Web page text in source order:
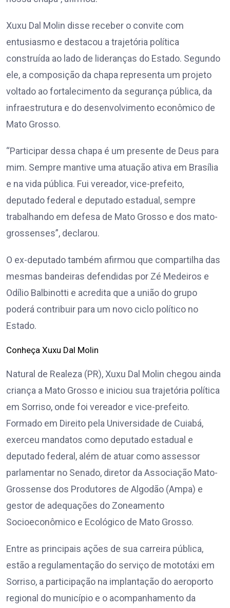
Xuxu Dal Molin disse receber o convite com
entusiasmo e destacou a trajetória política
construída ao lado de lideranças do Estado. Segundo
ele, a composição da chapa representa um projeto
voltado ao fortalecimento da segurança pública, da
infraestrutura e do desenvolvimento econômico de
Mato Grosso.
“Participar dessa chapa é um presente de Deus para
mim. Sempre mantive uma atuação ativa em Brasília
e na vida pública. Fui vereador, vice-prefeito,
deputado federal e deputado estadual, sempre
trabalhando em defesa de Mato Grosso e dos mato-
grossenses”, declarou.
O ex-deputado também afirmou que compartilha das
mesmas bandeiras defendidas por Zé Medeiros e
Odílio Balbinotti e acredita que a união do grupo
poderá contribuir para um novo ciclo político no
Estado.
Conheça Xuxu Dal Molin
Natural de Realeza (PR), Xuxu Dal Molin chegou ainda
criança a Mato Grosso e iniciou sua trajetória política
em Sorriso, onde foi vereador e vice-prefeito.
Formado em Direito pela Universidade de Cuiabá,
exerceu mandatos como deputado estadual e
deputado federal, além de atuar como assessor
parlamentar no Senado, diretor da Associação Mato-
Grossense dos Produtores de Algodão (Ampa) e
gestor de adequações do Zoneamento
Socioeconômico e Ecológico de Mato Grosso.
Entre as principais ações de sua carreira pública,
estão a regulamentação do serviço de mototáxi em
Sorriso, a participação na implantação do aeroporto
regional do município e o acompanhamento da